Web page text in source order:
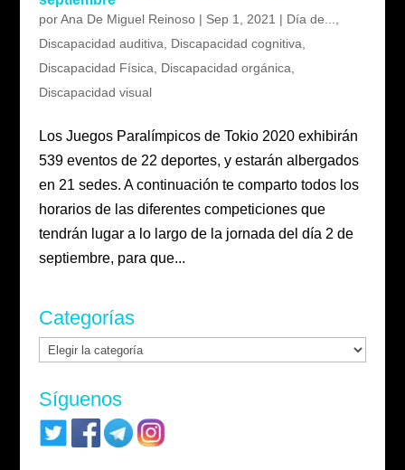
porAna De Miguel Reinoso| Sep 1, 2021 | Día de...
Discapacidad auditiva
Discapacidad cognitiva
Discapacidad Física
Discapacidad orgánica
Discapacidad visual
Los Juegos Paralímpicos de Tokio 2020 exhibirán
539 eventos de 22 deportes, y estarán albergados
en 21 sedes. A continuación te comparto todos los
horarios de las diferentes competiciones que
tendrán lugar a lo largo de la jornada del día 2 de
septiembre, para que...
Categorías
Categorías
Síguenos